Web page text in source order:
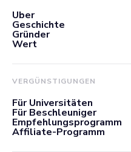
Über
Geschichte
Gründer
Wert
VERGÜNSTIGUNGEN
Für Universitäten
Für Beschleuniger
Empfehlungsprogramm
Affiliate-Programm